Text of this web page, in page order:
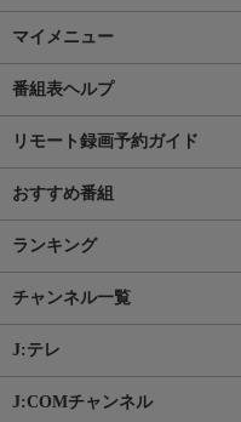
マイメニュー
番組表ヘルプ
リモート録画予約ガイド
おすすめ番組
ランキング
チャンネル一覧
J:テレ
J:COMチャンネル